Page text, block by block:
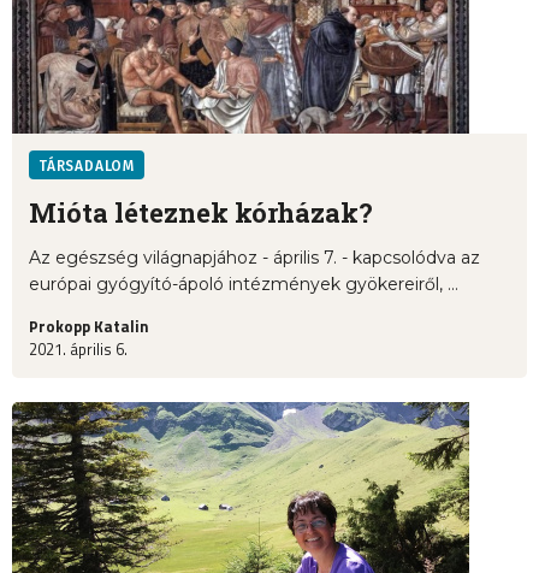
TÁRSADALOM
Mióta léteznek kórházak?
Az egészség világnapjához - április 7. - kapcsolódva az
európai gyógyító-ápoló intézmények gyökereiről, ...
Prokopp Katalin
2021. április 6.